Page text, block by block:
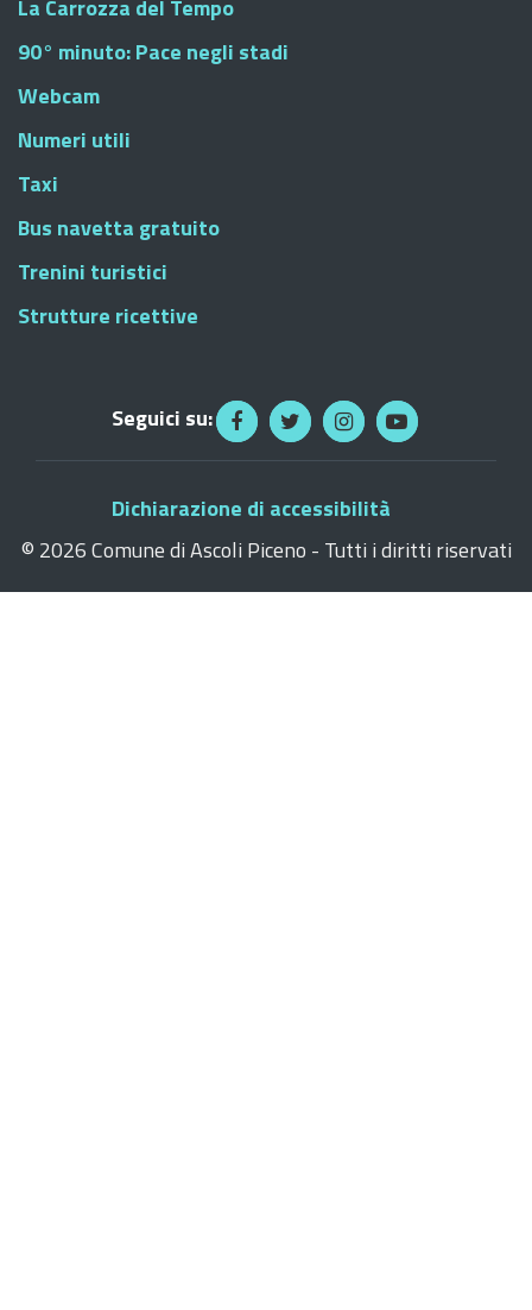
La Carrozza del Tempo
90° minuto: Pace negli stadi
Webcam
Numeri utili
Taxi
Bus navetta gratuito
Trenini turistici
Strutture ricettive
Seguici su:
Dichiarazione di accessibilità
© 2026 Comune di Ascoli Piceno - Tutti i diritti riservati